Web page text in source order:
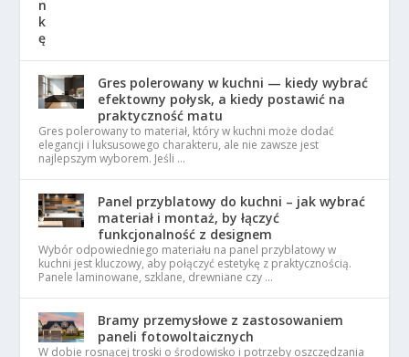
Gres polerowany w kuchni — kiedy wybrać
efektowny połysk, a kiedy postawić na
praktyczność matu
Gres polerowany to materiał, który w kuchni może dodać
elegancji i luksusowego charakteru, ale nie zawsze jest
najlepszym wyborem. Jeśli …
Panel przyblatowy do kuchni – jak wybrać
materiał i montaż, by łączyć
funkcjonalność z designem
Wybór odpowiedniego materiału na panel przyblatowy w
kuchni jest kluczowy, aby połączyć estetykę z praktycznością.
Panele laminowane, szklane, drewniane czy …
Bramy przemysłowe z zastosowaniem
paneli fotowoltaicznych
W dobie rosnącej troski o środowisko i potrzeby oszczędzania